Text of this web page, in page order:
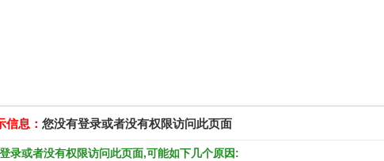
信息： 您没有登录或者没有权限访问此页面
录或者没有权限访问此页面,可能如下几个原因: